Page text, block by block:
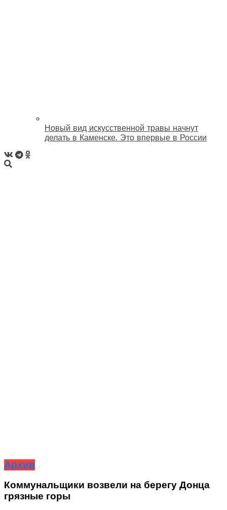
Новый вид искусственной травы начнут
делать в Каменске. Это впервые в России
Архив
Коммунальщики возвели на берегу Донца
грязные горы